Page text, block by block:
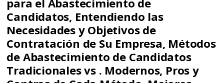
Candidatos, Entendiendo las
Necesidades y Objetivos de
Contratación de Su Empresa, Métodos
de Abastecimiento de Candidatos
Tradicionales vs . Modernos, Pros y